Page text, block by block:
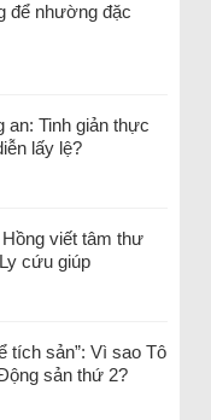
để nhường đặc
an: Tinh giản thực
lấy lệ?
viết tâm thư
cứu giúp
tích sản”: Vì sao Tô
sản thứ 2?